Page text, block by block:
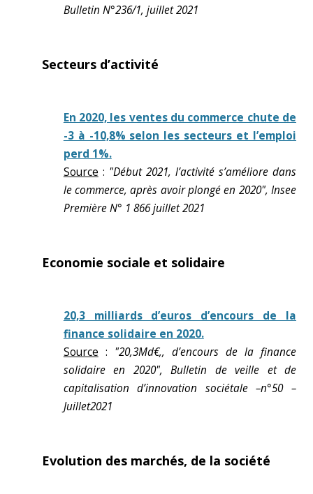
Bulletin N°236/1, juillet 2021
Secteurs d’activité
En 2020, les ventes du commerce chute de
-3 à -10,8% selon les secteurs et l’emploi
perd 1%.
Source : "Début 2021, l’activité s’améliore dans
le commerce, après avoir plongé en 2020", Insee
Première N° 1 866 juillet 2021
Economie sociale et solidaire
20,3 milliards d’euros d’encours de la
finance solidaire en 2020.
Source : "20,3Md€,, d’encours de la finance
solidaire en 2020", Bulletin de veille et de
capitalisation d’innovation sociétale –n°50 –
Juillet2021
Evolution des marchés, de la société